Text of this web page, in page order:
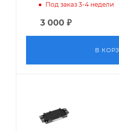
Под заказ 3-4 недели
3 000 ₽
В